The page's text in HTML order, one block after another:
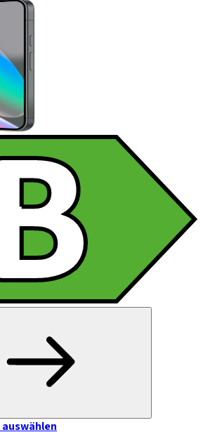
auswählen